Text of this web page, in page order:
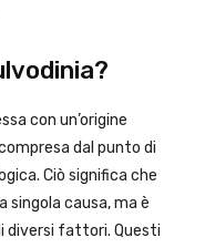
con un’origine
dal punto di
Ciò significa che
singola causa, ma è
diversi fattori. Questi